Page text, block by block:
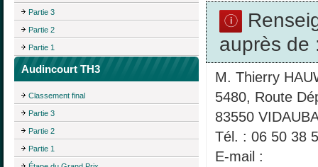
Partie 3
Partie 2
Partie 1
Audincourt TH3
Classement final
Partie 3
Partie 2
Partie 1
auprès de
M. Thierry
5480, Route
83550
Tél. : 06 50 38
E-mail :